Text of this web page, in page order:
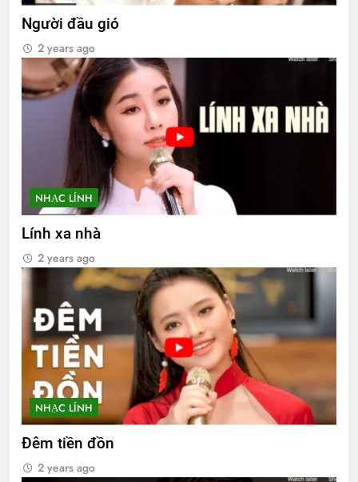
Người đầu gió
2 years ago
NHẠC LÍNH
Lính xa nhà
2 years ago
NHẠC LÍNH
Đêm tiền đồn
2 years ago